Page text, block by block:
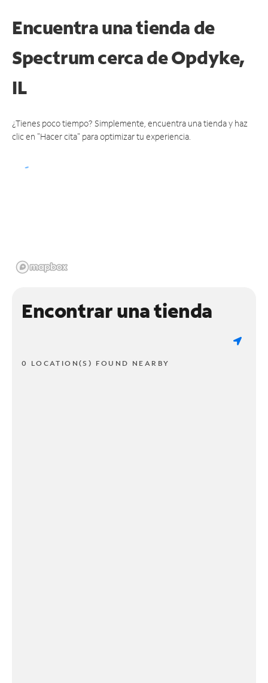
Encuentra una tienda de
Spectrumcerca de Opdyke,
IL
¿Tienes poco tiempo? Simplemente, encuentra una tienda y haz
clic en "Hacer cita" para optimizar tu experiencia.
Encontrar una tienda
0 LOCATION(S) FOUND NEARBY